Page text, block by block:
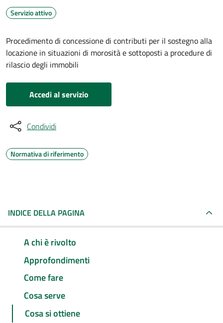
Servizio attivo
Procedimento di concessione di contributi per il sostegno alla
locazione in situazioni di morosità e sottoposti a procedure di
rilascio degli immobili
Accedi al servizio
Condividi
Normativa di riferimento
INDICE DELLA PAGINA
A chi è rivolto
Approfondimenti
Come fare
Cosa serve
Cosa si ottiene